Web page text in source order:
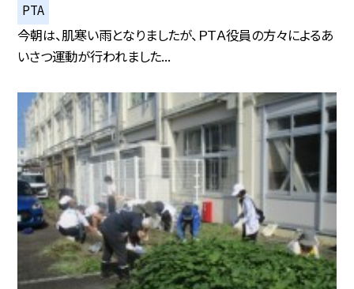
PTA
今朝は、肌寒い雨となりましたが、ＰＴＡ役員の方々によるあ
いさつ運動が行われました...